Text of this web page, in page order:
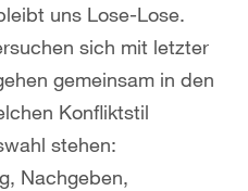
uns Lose-Lose.
sich mit letzter
gemeinsam in den
Konfliktstil
stehen:
Nachgeben,